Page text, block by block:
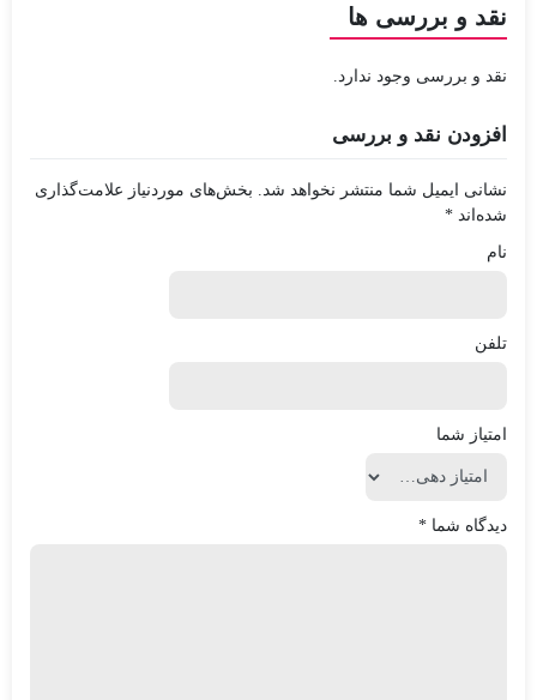
نقد و بررسی ها
نقد و بررسی وجود ندارد.
افزودن نقد و بررسی
نشانی ایمیل شما منتشر نخواهد شد.
بخش‌های موردنیاز علامت‌گذاری
شده‌اند *
نام
تلفن
امتیاز شما
دیدگاه شما *